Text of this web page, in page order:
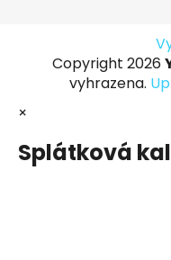
Copyright 2026
vyhrazena.
×
Splátková